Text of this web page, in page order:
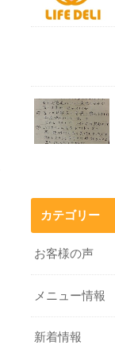
カテゴリー
お客様の声
メニュー情報
新着情報